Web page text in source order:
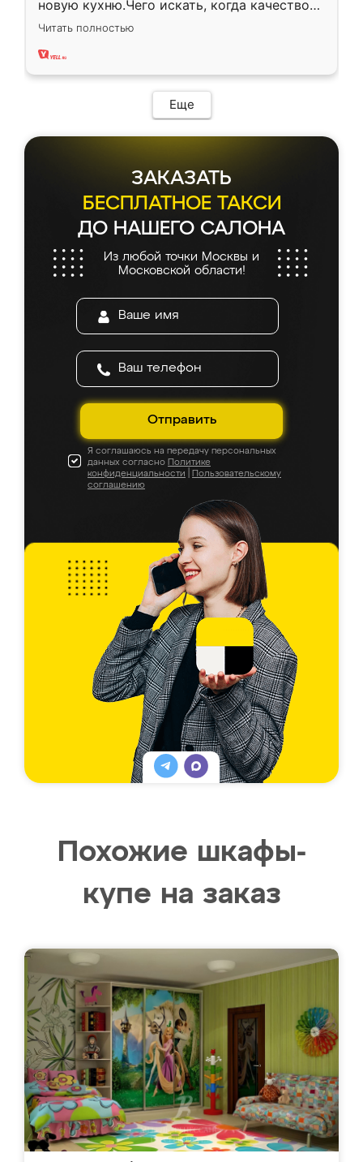
новую кухню.Чего искать, когда качеством
вполне довольна. Служит кухня уже почти
два года, нареканий нет.
Читать полностью
Еще
ЗАКАЗАТЬ
БЕСПЛАТНОЕ ТАКСИ
ДО НАШЕГО САЛОНА
Из любой точки Москвы и
Московской области!
Отправить
Я соглашаюсь на передачу персональных
данных согласно Политике
конфиденциальности
Пользовательскому
соглашению
Похожие шкафы-
купе на заказ